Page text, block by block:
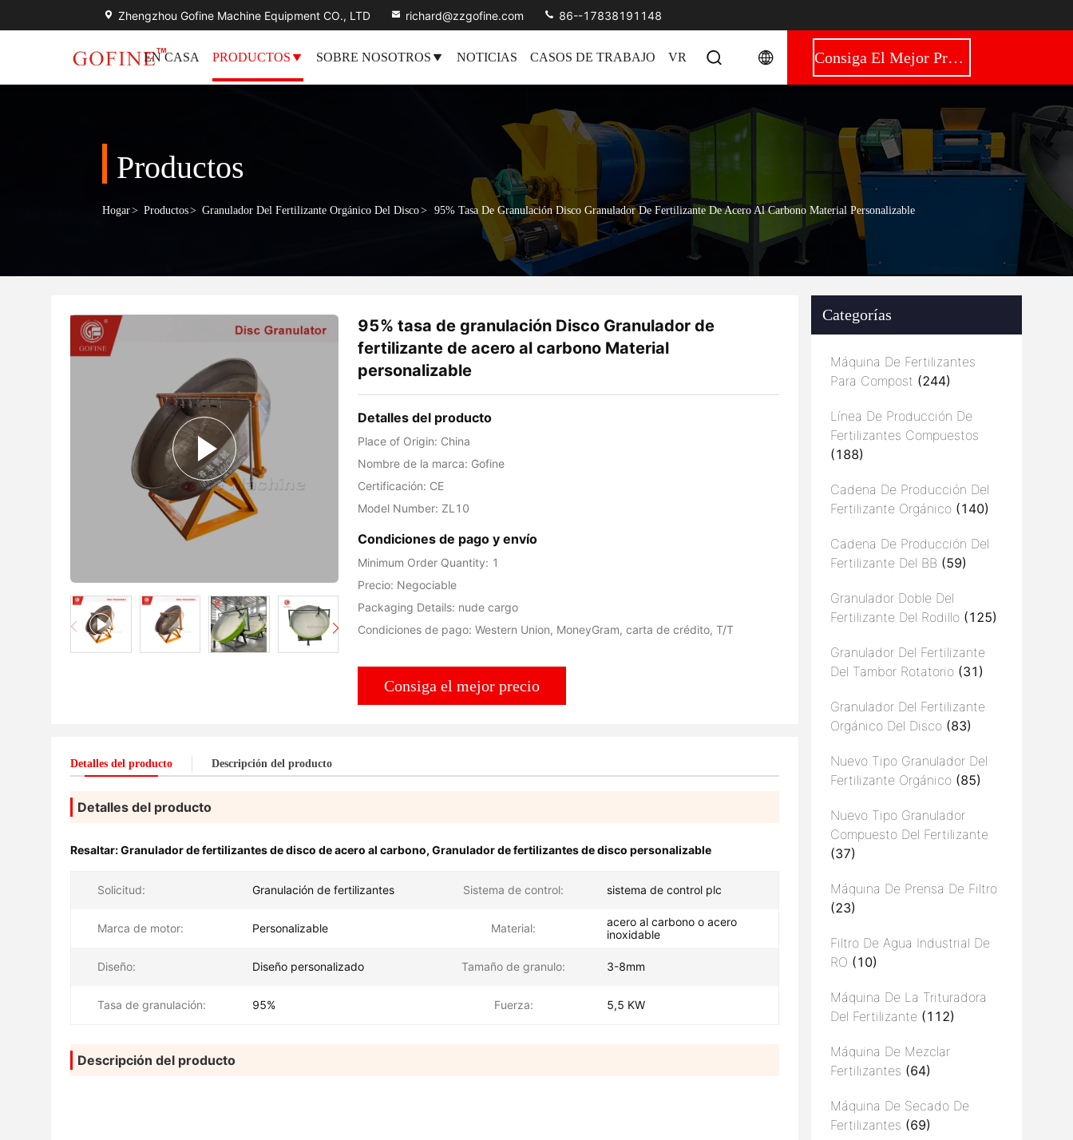
Zhengzhou Gofine Machine Equipment CO., LTD richard@zzgofine.com 86--17838191148
EN CASA PRODUCTOS SOBRE NOSOTROS NOTICIAS CASOS DE TRABAJO VR Consiga El Mejor Precio
Productos
Hogar> Productos> Granulador Del Fertilizante Orgánico Del Disco> 95% Tasa De Granulación Disco Granulador De Fertilizante De Acero Al Carbono Material Personalizable
95% tasa de granulación Disco Granulador de
fertilizante de acero al carbono Material
personalizable
Detalles del producto
Place of Origin: China
Nombre de la marca: Gofine
Certificación: CE
Model Number: ZL10
Condiciones de pago y envío
Minimum Order Quantity: 1
Precio: Negociable
Packaging Details: nude cargo
Condiciones de pago: Western Union, MoneyGram, carta de crédito, T/T
Consiga el mejor precio
Detalles del producto Descripción del producto
Detalles del producto
Resaltar:Granulador de fertilizantes de disco de acero al carbono, Granulador de fertilizantes de disco personalizable
Solicitud: Granulación de fertilizantes Sistema de control: sistema de control plc
Marca de motor: Personalizable Material:
acero al carbono o acero
inoxidable
Diseño: Diseño personalizado Tamaño de granulo: 3-8mm
Tasa de granulación: 95% Fuerza: 5,5 KW
Descripción del producto
Categorías
Máquina De Fertilizantes
Para Compost (244)
Línea De Producción De
Fertilizantes Compuestos
(188)
Cadena De Producción Del
Fertilizante Orgánico (140)
Cadena De Producción Del
Fertilizante Del BB (59)
Granulador Doble Del
Fertilizante Del Rodillo (125)
Granulador Del Fertilizante
Del Tambor Rotatorio (31)
Granulador Del Fertilizante
Orgánico Del Disco (83)
Nuevo Tipo Granulador Del
Fertilizante Orgánico (85)
Nuevo Tipo Granulador
Compuesto Del Fertilizante
(37)
Máquina De Prensa De Filtro
(23)
Filtro De Agua Industrial De
RO (10)
Máquina De La Trituradora
Del Fertilizante (112)
Máquina De Mezclar
Fertilizantes (64)
Máquina De Secado De
Fertilizantes (69)